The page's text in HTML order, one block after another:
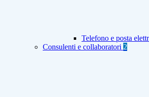
Telefono e posta
Consulenti e collaboratori 2